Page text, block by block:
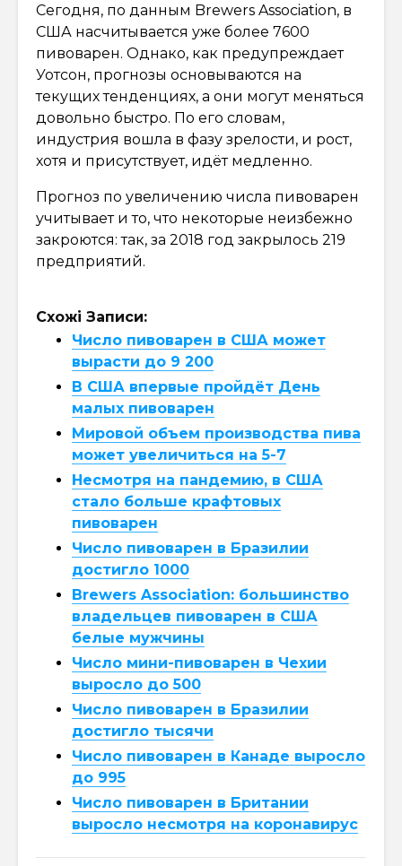
Сегодня, по данным Brewers Association, в
США насчитывается уже более 7600
пивоварен. Однако, как предупреждает
Уотсон, прогнозы основываются на
текущих тенденциях, а они могут меняться
довольно быстро. По его словам,
индустрия вошла в фазу зрелости, и рост,
хотя и присутствует, идёт медленно.
Прогноз по увеличению числа пивоварен
учитывает и то, что некоторые неизбежно
закроются: так, за 2018 год закрылось 219
предприятий.
Схожі Записи:
Число пивоварен в США может
вырасти до 9 200
В США впервые пройдёт День
малых пивоварен
Мировой объем производства пива
может увеличиться на 5-7
Несмотря на пандемию, в США
стало больше крафтовых
пивоварен
Число пивоварен в Бразилии
достигло 1000
Brewers Association: большинство
владельцев пивоварен в США
белые мужчины
Число мини-пивоварен в Чехии
выросло до 500
Число пивоварен в Бразилии
достигло тысячи
Число пивоварен в Канаде выросло
до 995
Число пивоварен в Британии
выросло несмотря на коронавирус